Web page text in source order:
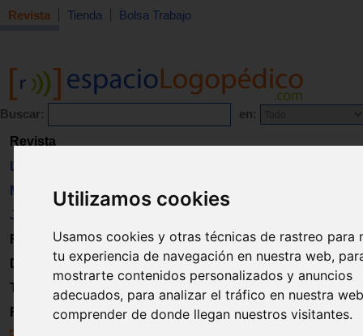
Utilizamos cookies
Usamos cookies y otras técnicas de rastreo para
tu experiencia de navegación en nuestra web,
mostrarte contenidos personalizados y anuncios
adecuados, para analizar el tráfico en nuestra
comprender de donde llegan nuestros visitantes.
Revista Tienda Bolsa Trabajo
Buscar: en:
Revista
Libros
Material
Juguetes
Formación
Directorio
Trabajo
Registro